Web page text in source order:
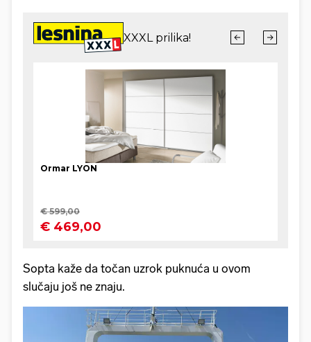
Sopta kaže da točan uzrok puknuća u ovom
slučaju još ne znaju.